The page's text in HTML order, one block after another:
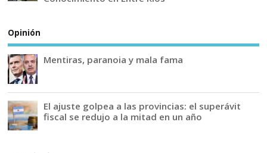
Opinión
Mentiras, paranoia y mala fama
El ajuste golpea a las provincias: el superávit
fiscal se redujo a la mitad en un año